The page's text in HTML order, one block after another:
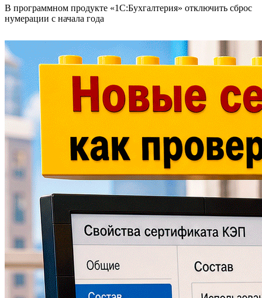
В программном продукте «1С:Бухгалтерия» отключить сброс
нумерации с начала года